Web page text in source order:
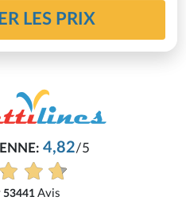
LES PRIX
4,82/5
53441 Avis